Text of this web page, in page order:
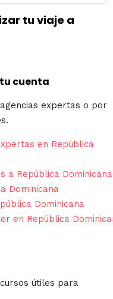
tu viaje a
cuenta
expertas o por
en República
a República Dominicana
Dominicana
Dominicana
en República
útiles para